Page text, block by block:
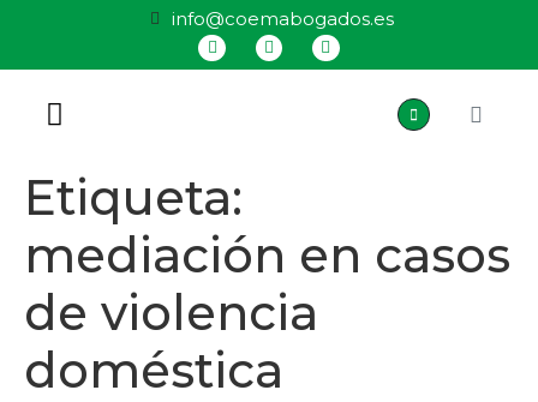
info@coemabogados.es
Etiqueta:
mediación en casos
de violencia
doméstica